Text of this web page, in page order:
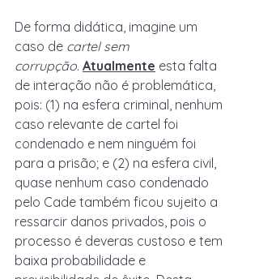
De forma didática, imagine um
caso de cartel sem
corrupção. Atualmente esta falta
de interação não é problemática,
pois: (1) na esfera criminal, nenhum
caso relevante de cartel foi
condenado e nem ninguém foi
para a prisão; e (2) na esfera civil,
quase nenhum caso condenado
pelo Cade também ficou sujeito a
ressarcir danos privados, pois o
processo é deveras custoso e tem
baixa probabilidade e